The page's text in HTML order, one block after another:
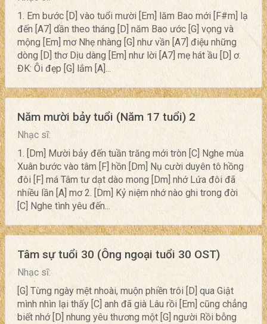
1. Em bước [D] vào tuổi mười [Em] lăm Bao mới [F#m] lạ
đến [A7] dần theo tháng [D] năm Bao ước [G] vọng và
mộng [Em] mơ Nhẹ nhàng [G] như vần [A7] điệu những
dòng [D] thơ Dịu dàng [Em] như lời [A7] mẹ hát ầu [D] ơ.
ĐK: Ôi đẹp [G] lắm [A]...
Năm mười bảy tuổi (Năm 17 tuổi) 2
Nhạc sĩ:
1. [Dm] Mười bảy đến tuần trăng mới tròn [C] Nghe mùa
Xuân bước vào tâm [F] hồn [Dm] Nụ cười duyên tô hồng
đôi [F] má Tâm tư dạt dào mong [Dm] nhớ Lứa đôi đã
nhiều lần [A] mơ 2. [Dm] Kỷ niệm nhớ nào ghi trong đời
[C] Nghe tình yêu đến...
Tâm sự tuổi 30 (Ông ngoại tuổi 30 OST)
Nhạc sĩ:
[G] Từng ngày mệt nhoài, muộn phiền trôi [D] qua Giật
mình nhìn lại thấy [C] anh đã già Lâu rồi [Em] cũng chẳng
biết nhớ [D] nhung yêu thương một [G] người Rồi bỗng